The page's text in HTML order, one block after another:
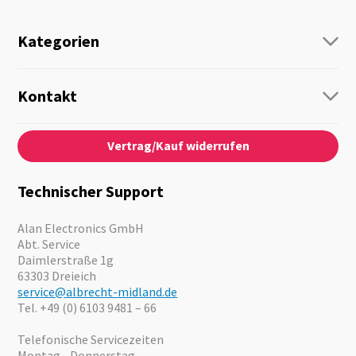
Kategorien
Personenführung
Audio
Notfallvorsorge
Motorrad
Angebote
Kontakt
Kontaktformular
Über Uns
News
Kataloge
Vertrag/Kauf widerrufen
Technischer Support
Alan Electronics GmbH
Abt. Service
Daimlerstraße 1g
63303 Dreieich
service@albrecht-midland.de
Tel. +49 (0) 6103 9481 – 66
Telefonische Servicezeiten